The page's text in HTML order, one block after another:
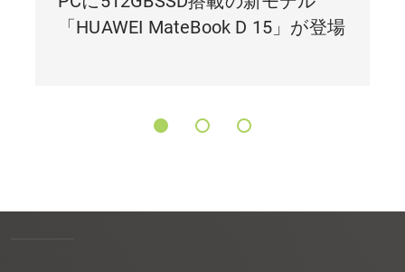
「HUAWEI MateBook D 15」が登場